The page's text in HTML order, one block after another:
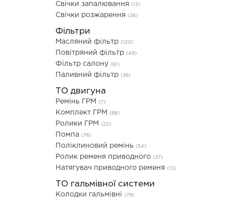
Свічки запалювання (13)
Свічки розжарення (36)
Фільтри
Масляний фільтр (120)
Повітряний фільтр (49)
Фільтр салону (61)
Паливний фільтр (36)
ТО двигуна
Ремінь ГРМ (7)
Комплект ГРМ (68)
Ролики ГРМ (22)
Помпа (76)
Поліклиновий ремінь (54)
Ролик ременя приводного (37)
Натягувач приводного ременя (13)
ТО гальмівної системи
Колодки гальмівні (79)